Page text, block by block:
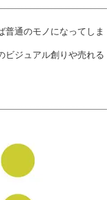
普通のモノになってしま
ビジュアル創りや売れる